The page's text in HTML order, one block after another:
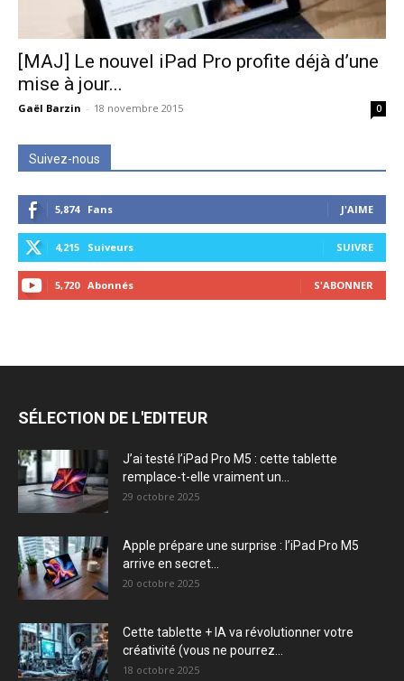
[MAJ] Le nouvel iPad Pro profite déjà d’une
mise à jour...
Gaël Barzin - 18 novembre 2015 0
Suivez-nous
5,874 Fans J'AIME
4,215 Suiveurs SUIVRE
5,720 Abonnés S'ABONNER
SÉLECTION DE L'EDITEUR
J’ai testé l’iPad Pro M5 : cette tablette
remplace-t-elle vraiment un...
29 octobre 2025
Apple prépare une surprise : l’iPad Pro M5
arrive en secret...
20 octobre 2025
Cette tablette + IA va révolutionner votre
créativité (vous ne pourrez...
18 octobre 2025